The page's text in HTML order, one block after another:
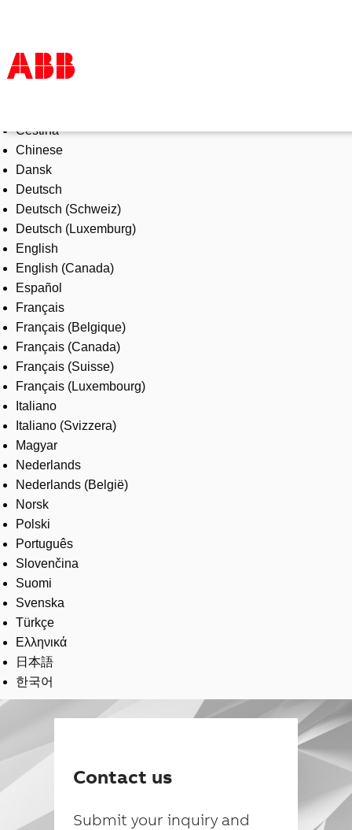
Products & Solutions
Industries
Services
About us
Where to buy
Contact us
Careers
Čeština
Chinese
Dansk
Deutsch
Deutsch (Schweiz)
Deutsch (Luxemburg)
English
English (Canada)
Español
Français
Français (Belgique)
Français (Canada)
Français (Suisse)
Français (Luxembourg)
Italiano
Italiano (Svizzera)
Magyar
Nederlands
Nederlands (België)
Norsk
Polski
Português
Slovenčina
Suomi
Svenska
Türkçe
Ελληνικά
日本語
한국어
Contact us
Submit your inquiry and